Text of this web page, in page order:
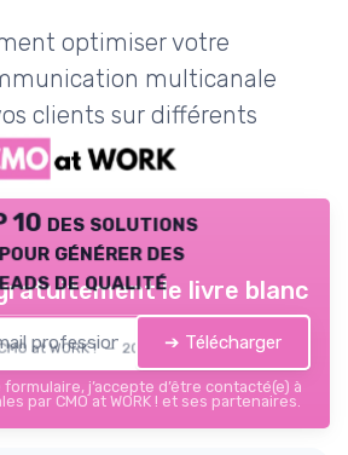
optimiser votre
multicanale
clients sur différents
sociaux.
10 des solutions
générer des
de qualité
at WORK ! — 2026
le livre blanc
➔ Télécharger
j’accepte d’être contacté(e) à
par CMO at WORK ! et ses partenaires.